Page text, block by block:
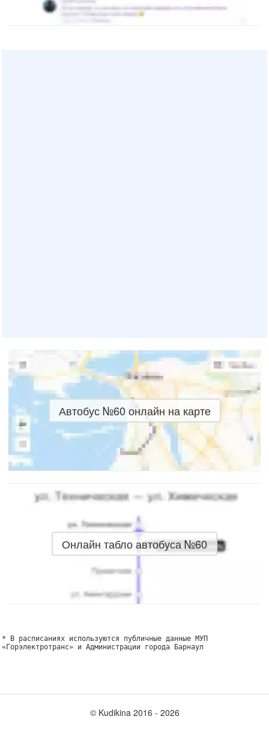
Автобус №60 онлайн на карте
Онлайн табло автобуса №60
* В расписаниях используются публичные данные МУП
«Горэлектротранс» и Администрации города Барнаул
© Kudikina 2016 ‐ 2026